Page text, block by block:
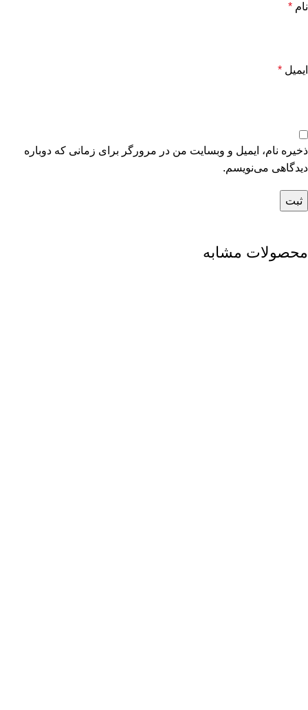
نام *
ایمیل *
ذخیره نام، ایمیل و وبسایت من در مرورگر برای زمانی که دوباره
دیدگاهی می‌نویسم.
محصولات مشابه